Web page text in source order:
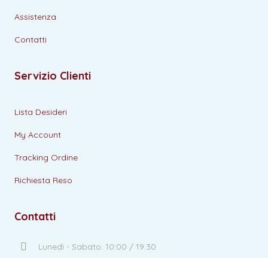
Assistenza
Contatti
Servizio Clienti
Lista Desideri
My Account
Tracking Ordine
Richiesta Reso
Contatti
Lunedì - Sabato: 10:00 / 19:30